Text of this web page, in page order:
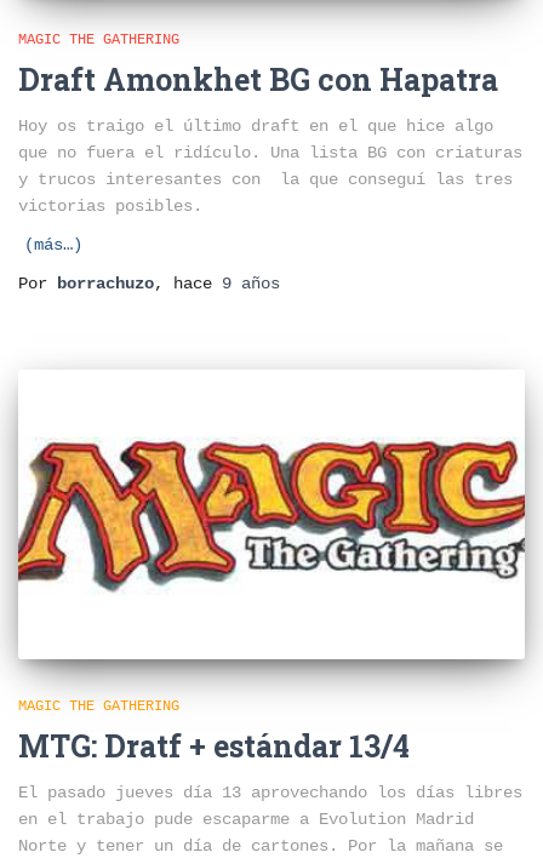
MAGIC THE GATHERING
Draft Amonkhet BG con Hapatra
Hoy os traigo el último draft en el que hice algo
que no fuera el ridículo. Una lista BG con criaturas
y trucos interesantes con la que conseguí las tres
victorias posibles.
(más…)
Por borrachuzo, hace 9 años
MAGIC THE GATHERING
MTG: Dratf + estándar 13/4
El pasado jueves día 13 aprovechando los días libres
en el trabajo pude escaparme a Evolution Madrid
Norte y tener un día de cartones. Por la mañana se